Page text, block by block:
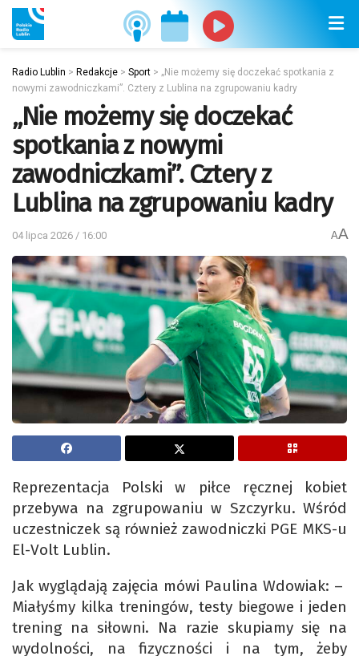
Radio Lublin > Redakcje > Sport > „Nie możemy się doczekać spotkania z
nowymi zawodniczkami”. Cztery z Lublina na zgrupowaniu kadry
„Nie możemy się doczekać
spotkania z nowymi
zawodniczkami”. Cztery z
Lublina na zgrupowaniu kadry
04 lipca 2026 / 16:00 AA
Reprezentacja Polski w piłce ręcznej kobiet
przebywa na zgrupowaniu w Szczyrku. Wśród
uczestniczek są również zawodniczki PGE MKS-u
El-Volt Lublin.
Jak wyglądają zajęcia mówi Paulina Wdowiak: –
Miałyśmy kilka treningów, testy biegowe i jeden
trening na siłowni. Na razie skupiamy się na
wydolności, na fizyczności i na tym, żeby